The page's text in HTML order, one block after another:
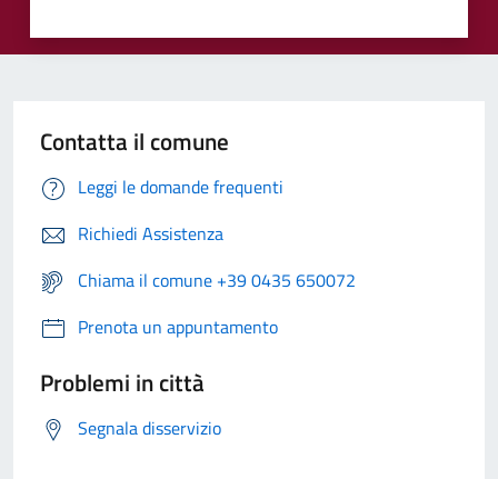
Contatta il comune
Leggi le domande frequenti
Richiedi Assistenza
Chiama il comune +39 0435 650072
Prenota un appuntamento
Problemi in città
Segnala disservizio